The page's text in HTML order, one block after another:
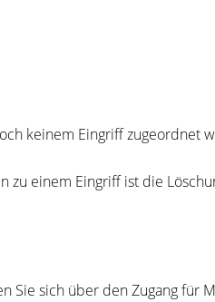
keinem Eingriff zugeordnet
einem Eingriff ist die
Sie sich über den Zugang für